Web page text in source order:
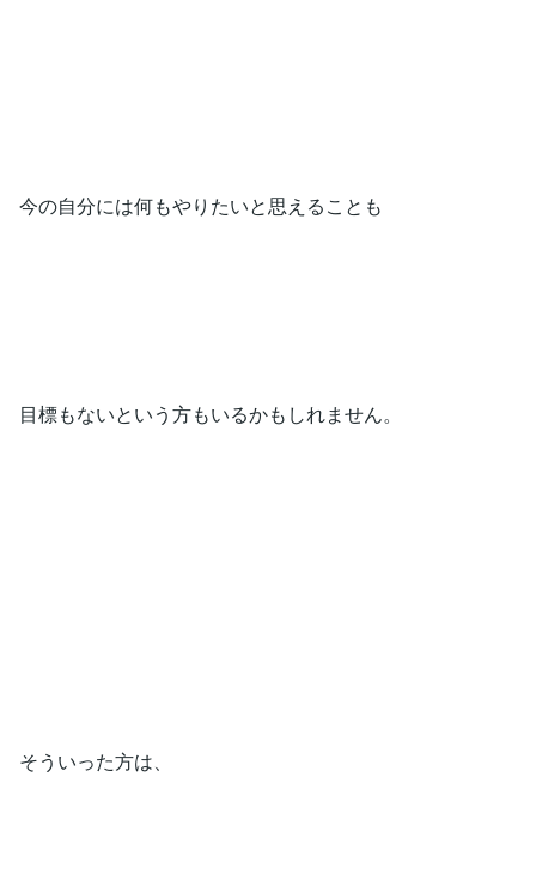
今の自分には何もやりたいと思えることも
目標もないという方もいるかもしれません。
そういった方は、